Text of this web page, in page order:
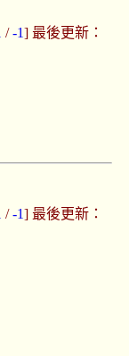
/-1] 最後更新：
/-1] 最後更新：